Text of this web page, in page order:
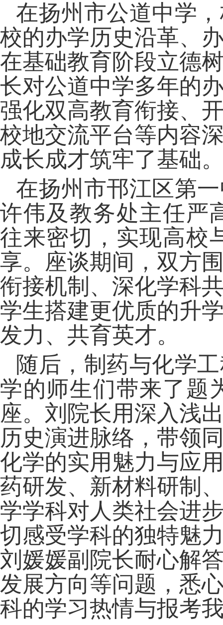
在扬州市公道中学
校的办学历史沿革、
在基础教育阶段立德
长对公道中学多年的
强化双高教育衔接、
校地交流平台等内容
成长成才筑牢了基础
在扬州市邗江区第
许伟及教务处主任严
往来密切，实现高校
享。座谈期间，双方
衔接机制、深化学科
学生搭建更优质的升
发力、共育英才。
随后，制药与化学
学的师生们带来了题
座。刘院长用深入浅
历史演进脉络，带领
化学的实用魅力与应
药研发、新材料研制
学学科对人类社会进
切感受学科的独特魅
刘媛媛副院长耐心解
发展方向等问题，悉
科的学习热情与报考